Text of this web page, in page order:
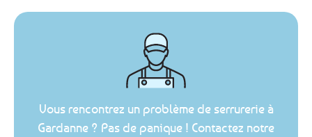
Vous rencontrez un problème de serrurerie à
Gardanne ? Pas de panique ! Contactez notre